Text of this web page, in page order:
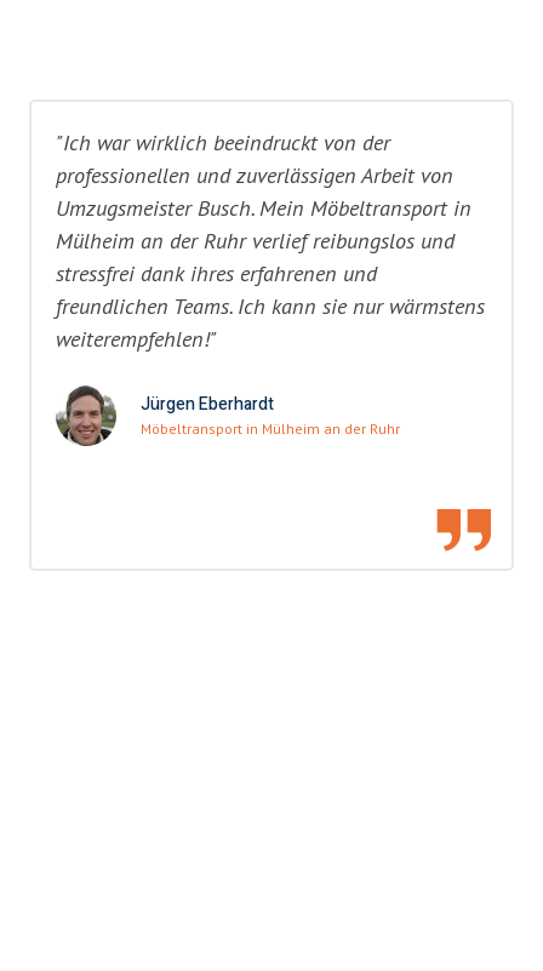
"Ich war wirklich beeindruckt von der
professionellen und zuverlässigen Arbeit von
Umzugsmeister Busch. Mein Möbeltransport in
Mülheim an der Ruhr verlief reibungslos und
stressfrei dank ihres erfahrenen und
freundlichen Teams. Ich kann sie nur wärmstens
weiterempfehlen!"
Jürgen Eberhardt
Möbeltransport in Mülheim an der Ruhr